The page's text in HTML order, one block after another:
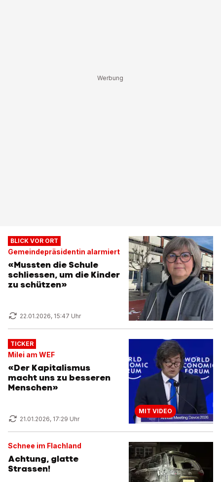
BLICK VOR ORT
Gemeindepräsidentin alarmiert
«Mussten die Schule
schliessen, um die Kinder
zu schützen»
22.01.2026, 15:47 Uhr
TICKER
Milei am WEF
«Der Kapitalismus
macht uns zu besseren
Menschen»
21.01.2026, 17:29 Uhr
MIT VIDEO
Schnee im Flachland
Achtung, glatte
Strassen!